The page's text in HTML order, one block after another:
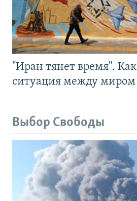
"Иран тянет время". Как
ситуация между миром
Выбор Свободы